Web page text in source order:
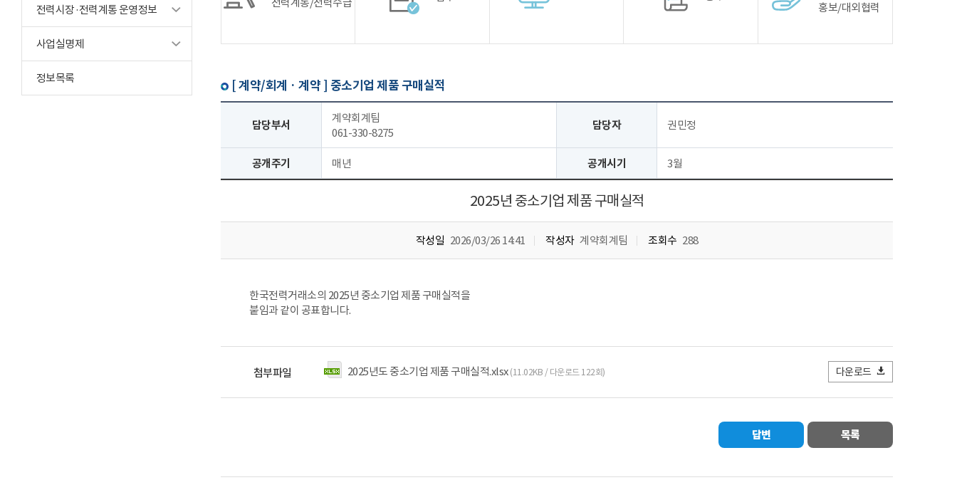
전력시장·전력계통 운영정보
사업실명제
정보목록
홍보/대외협력
[ 계약/회계 · 계약 ] 중소기업 제품 구매실적
담당부서
계약회계팀
061-330-8275
담당자 권민정
공개주기 매년 공개시기 3월
2025년 중소기업 제품 구매실적
작성일 2026/03/26 14:41 작성자 계약회계팀 조회수 288
한국전력거래소의 2025년 중소기업 제품 구매실적을
붙임과 같이 공표합니다.
첨부파일 2025년도 중소기업 제품 구매실적.xlsx (11.02KB / 다운로드 122회) 다운로드
답변 목록